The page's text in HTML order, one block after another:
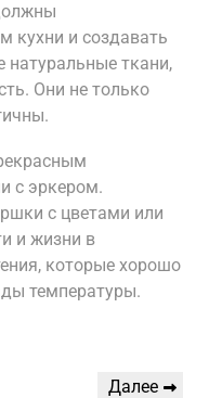
кухни и создавать
ткани,
Они не только
с эркером.
с цветами или
и жизни в
которые хорошо
температуры.
Следующая
Далее